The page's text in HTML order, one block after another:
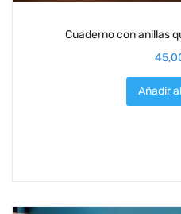
Cuaderno con anillas
Añadir